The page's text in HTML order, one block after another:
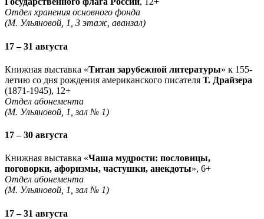
Отдел хранения основного фонда
(М. Ульяновой, 1, 3 этаж, аванзал)
17 – 31 августа
Книжная выставка «Титан зарубежной литературы» к 155-
летию со дня рождения американского писателя Т. Драйзера
(1871-1945), 12+
Отдел абонемента
(М. Ульяновой, 1, зал № 1)
17 – 30 августа
Книжная выставка «Чаша мудрости: пословицы,
поговорки, афоризмы, частушки, анекдоты», 6+
Отдел абонемента
(М. Ульяновой, 1, зал № 1)
17 – 31 августа